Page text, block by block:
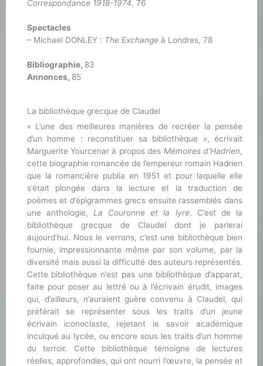
Correspondance 1918-1974, 76
Spectacles
– Michael DONLEY : The Exchangeà Londres, 78
Bibliographie, 83
Annonces, 85
La bibliothèque grecque de Claudel
« L’une des meilleures manières de recréer la pensée
d’un homme : reconstituer sa bibliothèque », écrivait
Marguerite Yourcenar à propos des Mémoires d’Hadrien,
cette biographie romancée de l’empereur romain Hadrien
que la romancière publia en 1951 et pour laquelle elle
s’était plongée dans la lecture et la traduction de
poèmes et d’épigrammes grecs ensuite rassemblés dans
une anthologie, La Couronne et la lyre. C’est de la
bibliothèque grecque de Claudel dont je parlerai
aujourd’hui. Nous le verrons, c’est une bibliothèque bien
fournie, impressionnante même par son volume, par la
diversité mais aussi la difficulté des auteurs représentés.
Cette bibliothèque n’est pas une bibliothèque d’apparat,
faite pour poser au lettré ou à l’écrivain érudit, images
qui, d’ailleurs, n’auraient guère convenu à Claudel, qui
préférait se représenter sous les traits d’un jeune
écrivain iconoclaste, rejetant le savoir académique
inculqué au lycée, ou encore sous les traits d’un homme
du terroir. Cette bibliothèque témoigne de lectures
réelles, approfondies, qui ont nourri l’œuvre, la pensée et